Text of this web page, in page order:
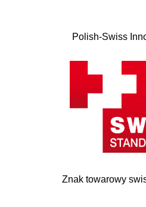
Polish-Swiss
Znak towarowy